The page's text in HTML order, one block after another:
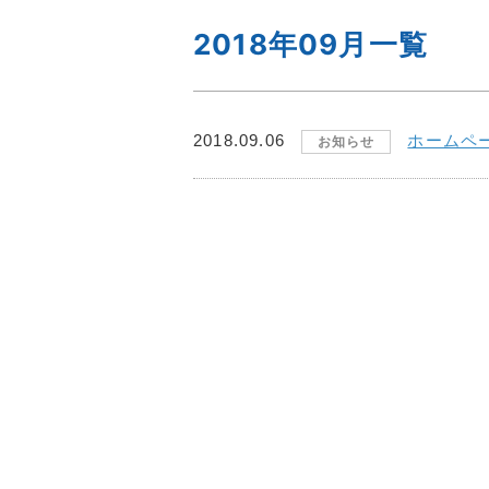
2018年09月一覧
2018.09.06 お知らせ ホームペ